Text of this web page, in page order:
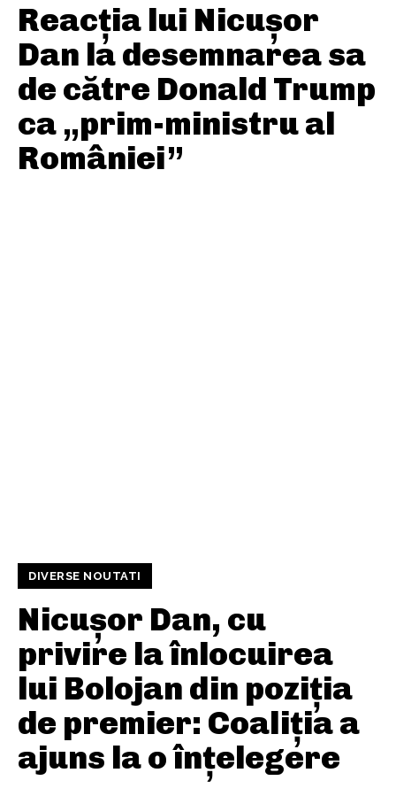
Reacția lui Nicușor
Dan la desemnarea sa
de către Donald Trump
ca „prim-ministru al
României”
DIVERSE NOUTATI
Nicușor Dan, cu
privire la înlocuirea
lui Bolojan din poziția
de premier: Coaliția a
ajuns la o înțelegere